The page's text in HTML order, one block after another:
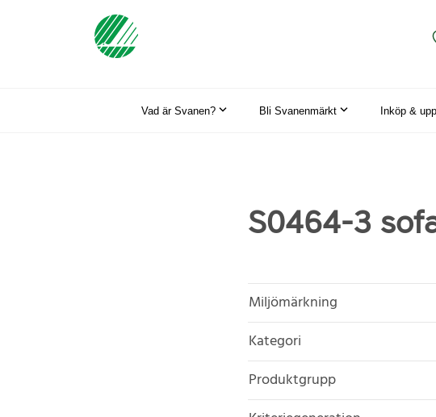
Vad är Svanen? Bli Svanenmärkt Inköp &
S0464-3
Miljömärkning
Kategori
Produktgrupp